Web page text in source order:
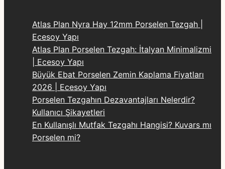
Atlas Plan Nyra Hay 12mm Porselen Tezgah |
Ecesoy Yapı
Atlas Plan Porselen Tezgah: İtalyan Minimalizmi
| Ecesoy Yapı
Büyük Ebat Porselen Zemin Kaplama Fiyatları
2026 | Ecesoy Yapı
Porselen Tezgahın Dezavantajları Nelerdir?
Kullanıcı Şikayetleri
En Kullanışlı Mutfak Tezgahı Hangisi? Kuvars mı
Porselen mi?